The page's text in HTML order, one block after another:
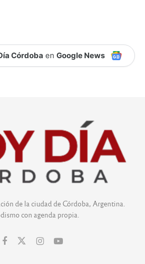
Córdoba en Google News
de la ciudad de Córdoba, Argentina.
con agenda propia.